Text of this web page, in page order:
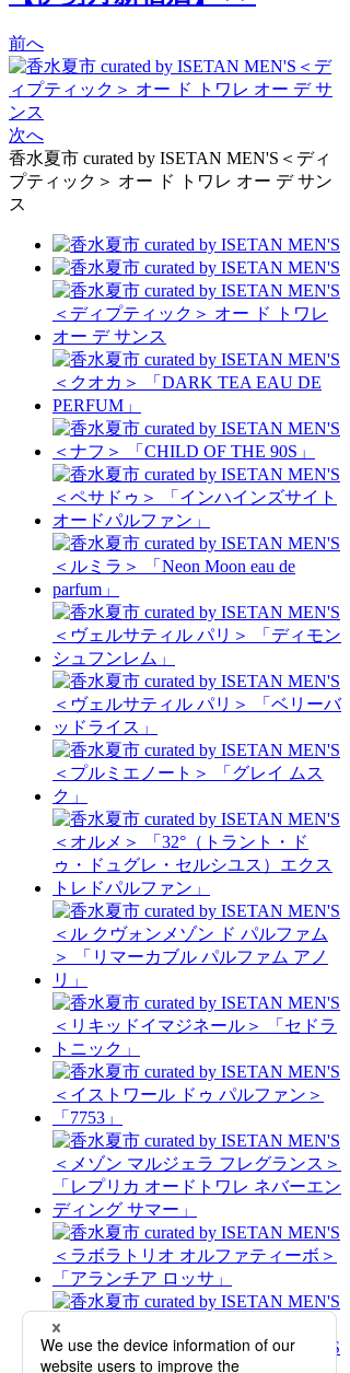
前へ
次へ
香水夏市 curated by ISETAN MEN'S＜ディ
プティック＞ オー ド トワレ オー デ サン
ス